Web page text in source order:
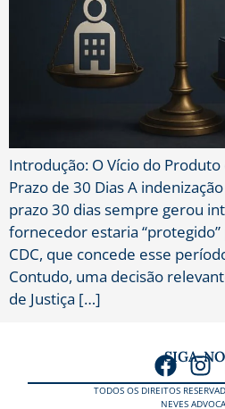
Introdução: O Vício do
Prazo de 30 Dias A
prazo 30 dias sempre gerou
fornecedor estaria “protegido”
CDC, que concede esse
Contudo, uma decisão
de Justiça […]
SIGA-
TODOS OS DIREITOS
NEVES